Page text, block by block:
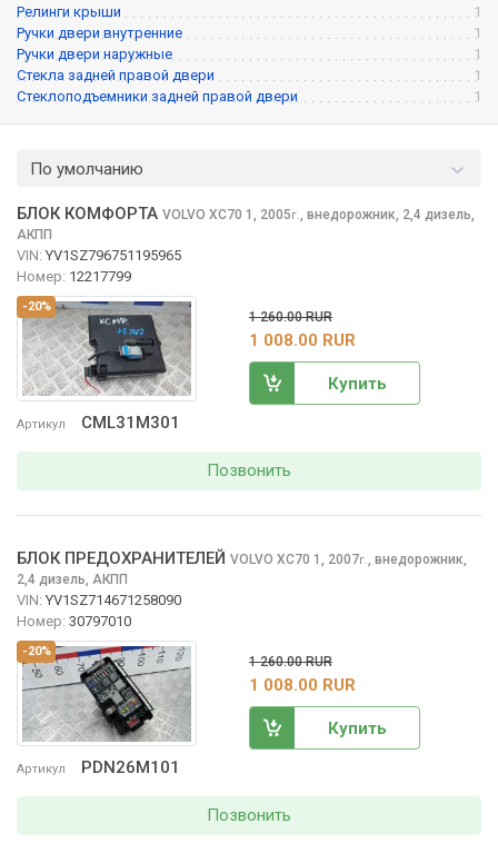
Релинги крыши
1
Ручки двери внутренние
1
Ручки двери наружные
1
Стекла задней правой двери
1
Стеклоподъемники задней правой двери
1
По умолчанию
-20%
Артикул CML31M301
БЛОК КОМФОРТА VOLVO XC70 1, 2005г., внедорожник, 2,4 дизель,
АКПП
VIN: YV1SZ796751195965
Номер: 12217799
1 260.00 RUR
1 008.00 RUR
Купить
Позвонить
-20%
Артикул PDN26M101
БЛОК ПРЕДОХРАНИТЕЛЕЙ VOLVO XC70 1, 2007г., внедорожник,
2,4 дизель, АКПП
VIN: YV1SZ714671258090
Номер: 30797010
1 260.00 RUR
1 008.00 RUR
Купить
Позвонить